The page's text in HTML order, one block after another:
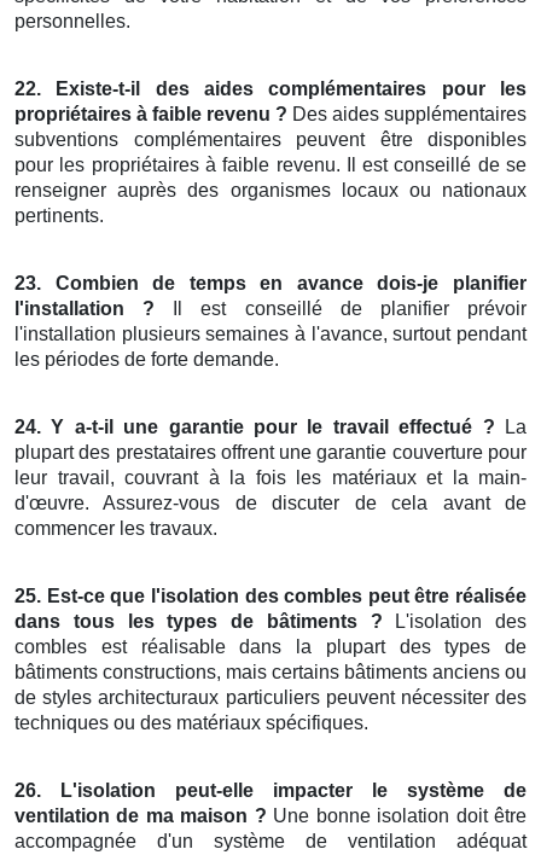
personnelles.
22. Existe-t-il des aides complémentaires pour les
propriétaires à faible revenu ? Des aides supplémentaires
subventions complémentaires peuvent être disponibles
pour les propriétaires à faible revenu. Il est conseillé de se
renseigner auprès des organismes locaux ou nationaux
pertinents.
23. Combien de temps en avance dois-je planifier
l'installation ? Il est conseillé de planifier prévoir
l'installation plusieurs semaines à l'avance, surtout pendant
les périodes de forte demande.
24. Y a-t-il une garantie pour le travail effectué ? La
plupart des prestataires offrent une garantie couverture pour
leur travail, couvrant à la fois les matériaux et la main-
d'œuvre. Assurez-vous de discuter de cela avant de
commencer les travaux.
25. Est-ce que l'isolation des combles peut être réalisée
dans tous les types de bâtiments ? L'isolation des
combles est réalisable dans la plupart des types de
bâtiments constructions, mais certains bâtiments anciens ou
de styles architecturaux particuliers peuvent nécessiter des
techniques ou des matériaux spécifiques.
26. L'isolation peut-elle impacter le système de
ventilation de ma maison ? Une bonne isolation doit être
accompagnée d'un système de ventilation adéquat